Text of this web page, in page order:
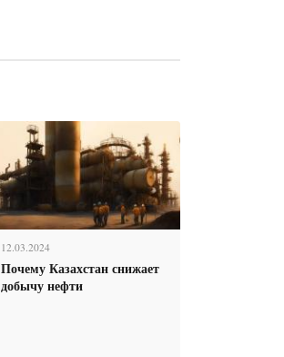
12.03.2024
Почему Казахстан снижает
добычу нефти